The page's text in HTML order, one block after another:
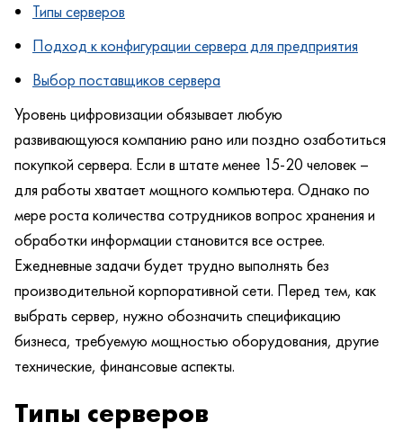
Типы серверов
Подход к конфигурации сервера для предприятия
Выбор поставщиков сервера
Уровень цифровизации обязывает любую
развивающуюся компанию рано или поздно озаботиться
покупкой сервера. Если в штате менее 15-20 человек –
для работы хватает мощного компьютера. Однако по
мере роста количества сотрудников вопрос хранения и
обработки информации становится все острее.
Ежедневные задачи будет трудно выполнять без
производительной корпоративной сети. Перед тем, как
выбрать сервер, нужно обозначить спецификацию
бизнеса, требуемую мощностью оборудования, другие
технические, финансовые аспекты.
Типы серверов